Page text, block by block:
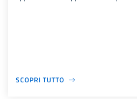
SCOPRI TUTTO